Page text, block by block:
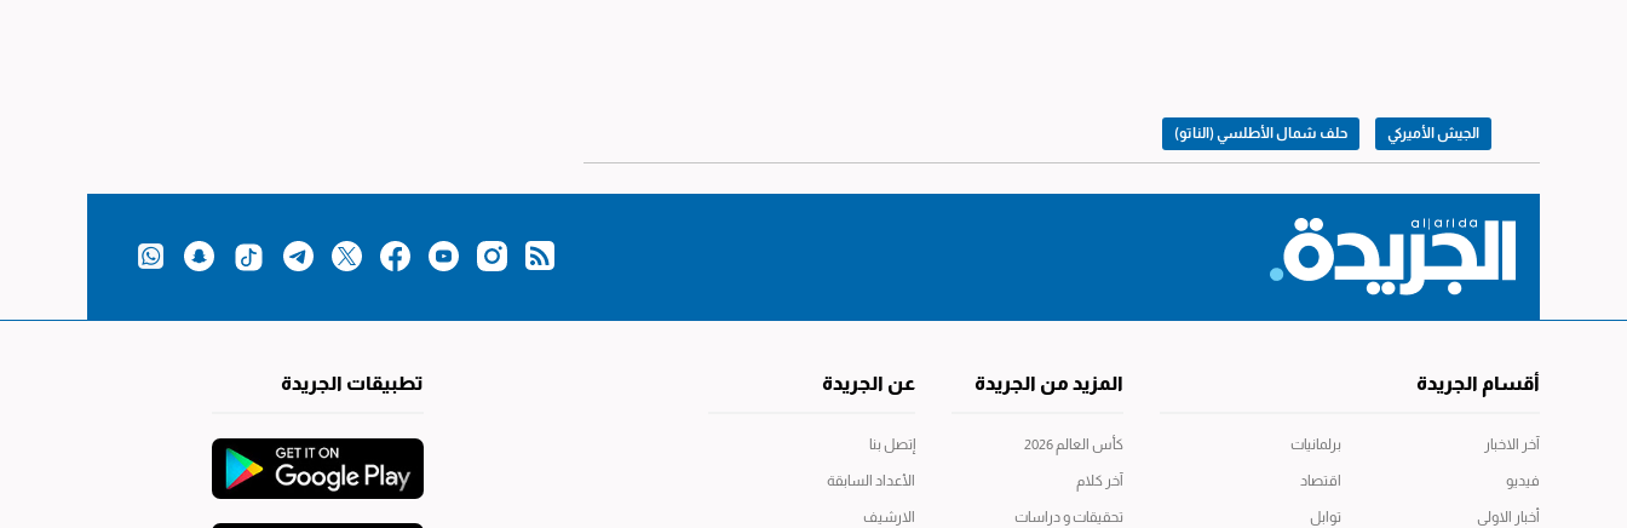
الجيش الأميركي حلف شمال الأطلسي (الناتو)
أقسام الجريدة
آخر الاخبار
فيديو
أخبار الاولى
برلمانيات
اقتصاد
توابل
المزيد من الجريدة
كأس العالم 2026
آخر كلام
تحقيقات و دراسات
عن الجريدة
إتصل بنا
الأعداد السابقة
الارشيف
تطبيقات الجريدة